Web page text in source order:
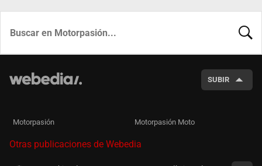
SUBIR
Motorpasión Motorpasión Moto
Otras publicaciones de Webedia